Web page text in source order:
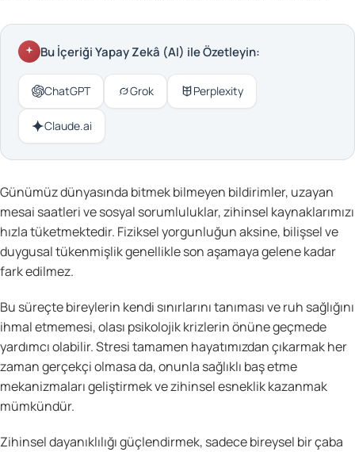
Bu İçeriği Yapay Zekâ (AI) ile Özetleyin:
ChatGPT Grok Perplexity
Claude.ai
Günümüz dünyasında bitmek bilmeyen bildirimler, uzayan
mesai saatleri ve sosyal sorumluluklar, zihinsel kaynaklarımızı
hızla tüketmektedir. Fiziksel yorgunluğun aksine, bilişsel ve
duygusal tükenmişlik genellikle son aşamaya gelene kadar
fark edilmez.
Bu süreçte bireylerin kendi sınırlarını tanıması ve ruh sağlığını
ihmal etmemesi, olası psikolojik krizlerin önüne geçmede
yardımcı olabilir. Stresi tamamen hayatımızdan çıkarmak her
zaman gerçekçi olmasa da, onunla sağlıklı baş etme
mekanizmaları geliştirmek ve zihinsel esneklik kazanmak
mümkündür.
Zihinsel dayanıklılığı güçlendirmek, sadece bireysel bir çaba